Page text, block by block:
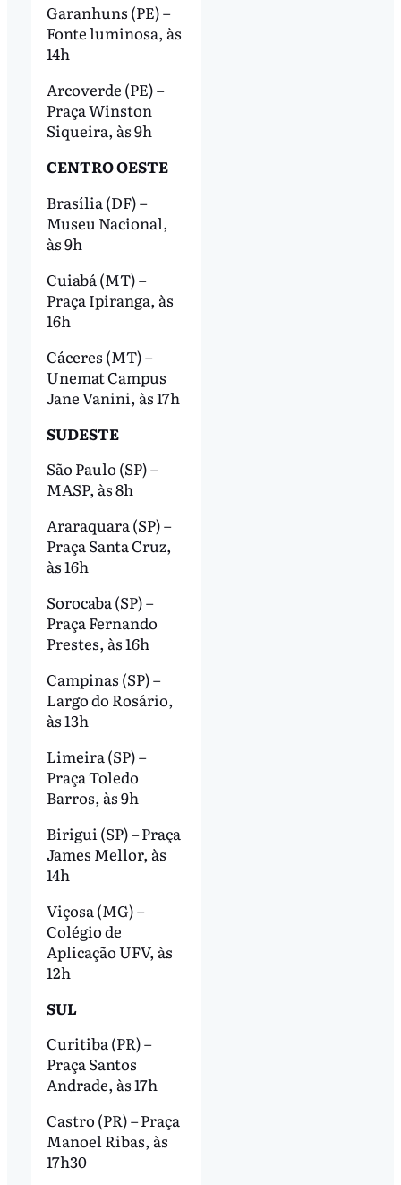
Garanhuns (PE) –
Fonte luminosa, às
14h
Arcoverde (PE) –
Praça Winston
Siqueira, às 9h
CENTRO OESTE
Brasília (DF) –
Museu Nacional,
às 9h
Cuiabá (MT) –
Praça Ipiranga, às
16h
Cáceres (MT) –
Unemat Campus
Jane Vanini, às 17h
SUDESTE
São Paulo (SP) –
MASP, às 8h
Araraquara (SP) –
Praça Santa Cruz,
às 16h
Sorocaba (SP) –
Praça Fernando
Prestes, às 16h
Campinas (SP) –
Largo do Rosário,
às 13h
Limeira (SP) –
Praça Toledo
Barros, às 9h
Birigui (SP) – Praça
James Mellor, às
14h
Viçosa (MG) –
Colégio de
Aplicação UFV, às
12h
SUL
Curitiba (PR) –
Praça Santos
Andrade, às 17h
Castro (PR) – Praça
Manoel Ribas, às
17h30